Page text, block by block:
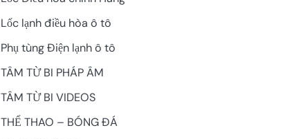
Lốc lạnh điều hòa ô tô
Phụ tùng Điện lạnh ô tô
TÂM TỪ BI PHÁP ÂM
TÂM TỪ BI VIDEOS
THỂ THAO – BÓNG ĐÁ